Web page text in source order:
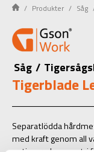
Produkter Såg
Såg /
Tigerblade
Separatlödda
med kraft genom all